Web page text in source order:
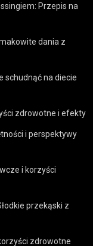
Przepis na
dania z
schudnąć na diecie
zdrowotne i efekty
i perspektywy
i korzyści
przekąski z
zdrowotne